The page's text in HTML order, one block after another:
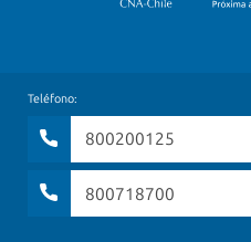
Teléfono:
800200125
800718700